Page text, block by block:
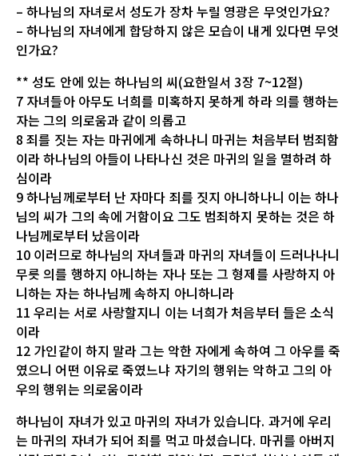
– 하나님의 자녀로서 성도가 장차 누릴 영광은 무엇인가요?
– 하나님의 자녀에게 합당하지 않은 모습이 내게 있다면 무엇
인가요?
** 성도 안에 있는 하나님의 씨(요한일서 3장 7~12절)
7 자녀들아 아무도 너희를 미혹하지 못하게 하라 의를 행하는
자는 그의 의로움과 같이 의롭고
8 죄를 짓는 자는 마귀에게 속하나니 마귀는 처음부터 범죄함
이라 하나님의 아들이 나타나신 것은 마귀의 일을 멸하려 하
심이라
9 하나님께로부터 난 자마다 죄를 짓지 아니하나니 이는 하나
님의 씨가 그의 속에 거함이요 그도 범죄하지 못하는 것은 하
나님께로부터 났음이라
10 이러므로 하나님의 자녀들과 마귀의 자녀들이 드러나나니
무릇 의를 행하지 아니하는 자나 또는 그 형제를 사랑하지 아
니하는 자는 하나님께 속하지 아니하니라
11 우리는 서로 사랑할지니 이는 너희가 처음부터 들은 소식
이라
12 가인같이 하지 말라 그는 악한 자에게 속하여 그 아우를 죽
였으니 어떤 이유로 죽였느냐 자기의 행위는 악하고 그의 아
우의 행위는 의로움이라
하나님이 자녀가 있고 마귀의 자녀가 있습니다. 과거에 우리
는 마귀의 자녀가 되어 죄를 먹고 마셨습니다. 마귀를 아버지